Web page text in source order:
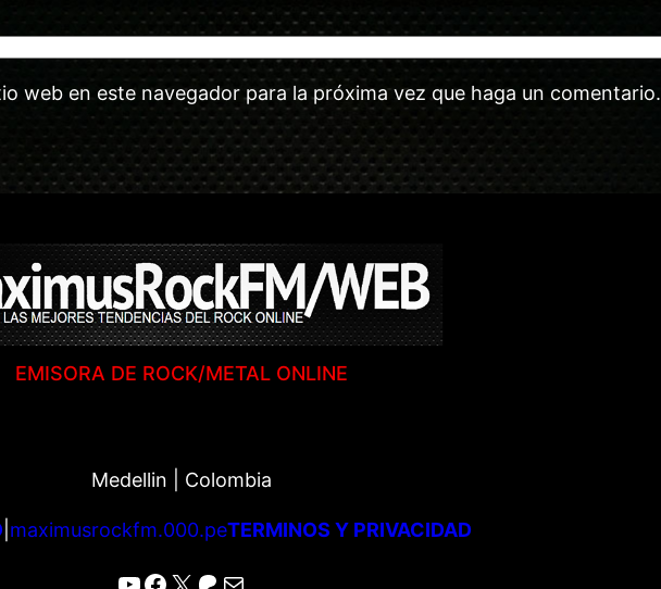
web en este navegador para la próxima vez que haga un comentario.
EMISORA DE ROCK/METAL ONLINE
Medellin | Colombia
| maximusrockfm.000.peTERMINOS Y PRIVACIDAD